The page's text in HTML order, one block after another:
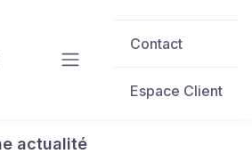
Contact
Espace Client
actualité